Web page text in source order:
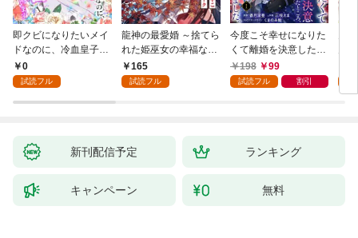
即クビになりたいメイ
ドなのに、冷血皇子に
執着されています第1
話
0
試読フル
龍神の最愛婚 ～捨てら
れた姫巫女の幸福な嫁
入り～: 1
165
試読フル
今度こそ幸せになりた
くて離婚を決意したと
ころ、無表情な旦那様
が「愛してる」と言っ
198 99
試読フル 割引
新刊配信予定 ランキング
キャンペーン 無料